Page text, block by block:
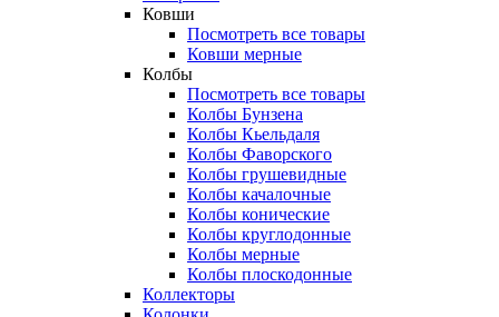
Ковши
Посмотреть все товары
Ковши мерные
Колбы
Посмотреть все товары
Колбы Бунзена
Колбы Кьельдаля
Колбы Фаворского
Колбы грушевидные
Колбы качалочные
Колбы конические
Колбы круглодонные
Колбы мерные
Колбы плоскодонные
Коллекторы